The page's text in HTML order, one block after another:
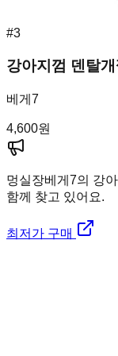
#3
강아지껌 덴탈
베게7
4,600원
멍실장베게7의 강
함께 찾고 있어요.
최저가 구매